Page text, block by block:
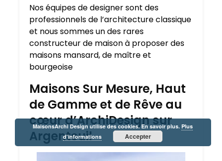
Nos équipes de designer sont des
professionnels de l’architecture classique
et nous sommes un des rares
constructeur de maison à proposer des
maisons mansard, de maître et
bourgeoise
Maisons Sur Mesure, Haut
de Gamme et de Rêve au
cœur d’ArchiDesign sur
Argenteuil
MaisonsArchi Design utilise des cookies. En savoir plus.Plus
d’informations
Accepter